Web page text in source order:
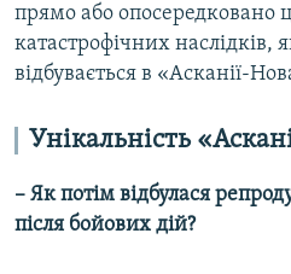
прямо або опосередковано
катастрофічних наслідків,
відбувається в «Асканії-
Унікальність
– Як потім відбулася
після бойових дій?